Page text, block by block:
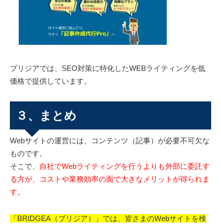
ブリジアでは、SEO対策に特化したWEBライティングを低
価格で提供しています。
３、まとめ
Webサイトの運営には、コンテンツ（記事）が必要不可欠な
ものです。
そこで、
自社でWebライティングを行うよりも外部に委託す
る方が、コストや業務効率の面で大きなメリットが得られま
す。
「BRIDGEA（ブリジア）」では、皆さまのWebサイトを検